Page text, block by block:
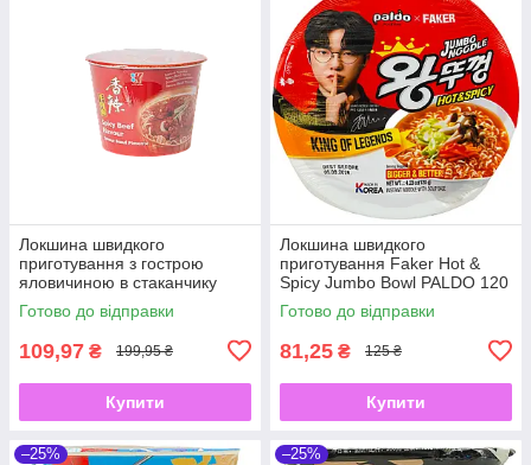
Локшина швидкого
приготування з гострою
яловичиною в стаканчику
Spicy Beef Flavour Big Bowl
KAILO 120 г
Готово до відправки
109,97 ₴ 199,95 ₴
Купити
Локшина швидкого
приготування Faker Hot &
Spicy Jumbo Bowl PALDO 120
гГотово до відправки
81,25 ₴ 125 ₴
Купити
–25% –25%